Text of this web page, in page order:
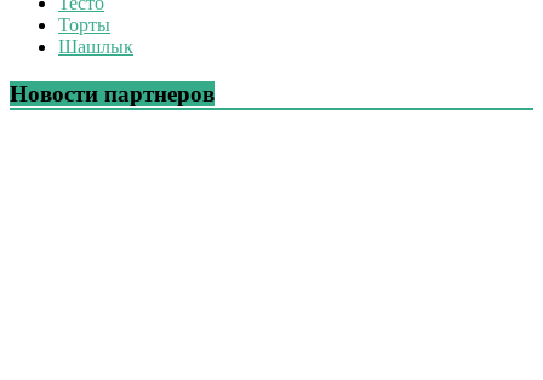
Торты
Шашлык
Новости партнеров